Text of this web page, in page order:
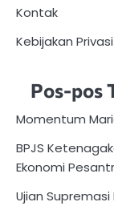
Kontak
Kebijakan Privasi
Pos-pos
Momentum
BPJS
Ekonomi
Ujian Supremasi